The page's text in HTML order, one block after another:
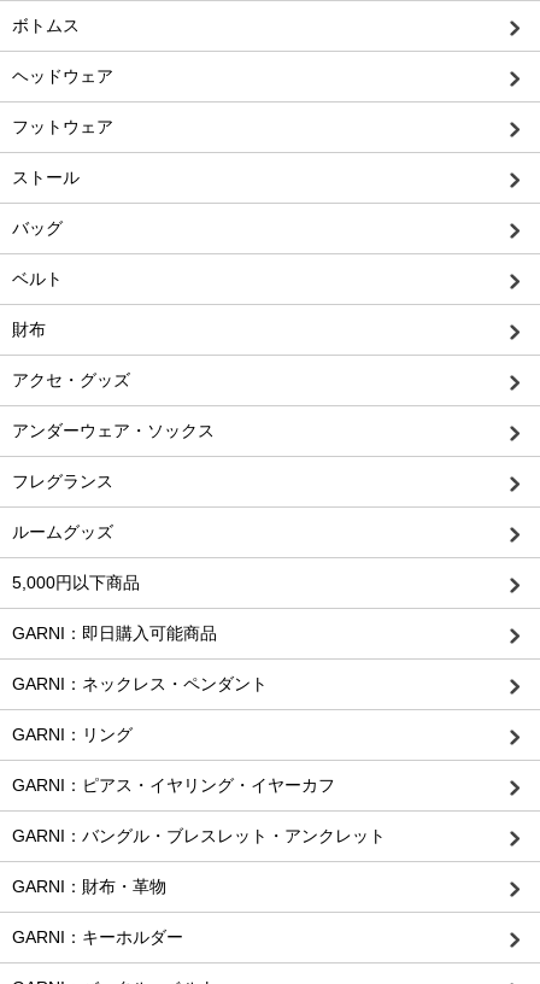
ボトムス
ヘッドウェア
フットウェア
ストール
バッグ
ベルト
財布
アクセ・グッズ
アンダーウェア・ソックス
フレグランス
ルームグッズ
5,000円以下商品
GARNI：即日購入可能商品
GARNI：ネックレス・ペンダント
GARNI：リング
GARNI：ピアス・イヤリング・イヤーカフ
GARNI：バングル・ブレスレット・アンクレット
GARNI：財布・革物
GARNI：キーホルダー